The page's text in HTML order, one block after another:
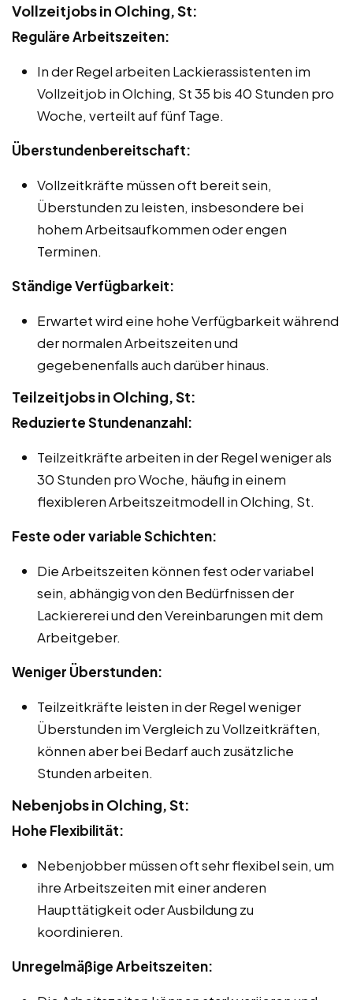
Vollzeitjobs in Olching, St:
Reguläre Arbeitszeiten:
In der Regel arbeiten Lackierassistenten im
Vollzeitjob in Olching, St 35 bis 40 Stunden pro
Woche, verteilt auf fünf Tage.
Überstundenbereitschaft:
Vollzeitkräfte müssen oft bereit sein,
Überstunden zu leisten, insbesondere bei
hohem Arbeitsaufkommen oder engen
Terminen.
Ständige Verfügbarkeit:
Erwartet wird eine hohe Verfügbarkeit während
der normalen Arbeitszeiten und
gegebenenfalls auch darüber hinaus.
Teilzeitjobs in Olching, St:
Reduzierte Stundenanzahl:
Teilzeitkräfte arbeiten in der Regel weniger als
30 Stunden pro Woche, häufig in einem
flexibleren Arbeitszeitmodell in Olching, St.
Feste oder variable Schichten:
Die Arbeitszeiten können fest oder variabel
sein, abhängig von den Bedürfnissen der
Lackiererei und den Vereinbarungen mit dem
Arbeitgeber.
Weniger Überstunden:
Teilzeitkräfte leisten in der Regel weniger
Überstunden im Vergleich zu Vollzeitkräften,
können aber bei Bedarf auch zusätzliche
Stunden arbeiten.
Nebenjobs in Olching, St:
Hohe Flexibilität:
Nebenjobber müssen oft sehr flexibel sein, um
ihre Arbeitszeiten mit einer anderen
Haupttätigkeit oder Ausbildung zu
koordinieren.
Unregelmäßige Arbeitszeiten: